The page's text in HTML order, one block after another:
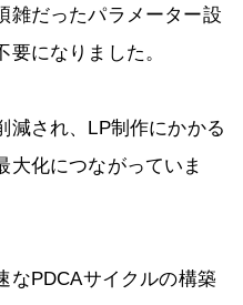
雑だったパラメーター設
になりました。
減され、LP制作にかかる
大化につながっていま
なPDCAサイクルの構築